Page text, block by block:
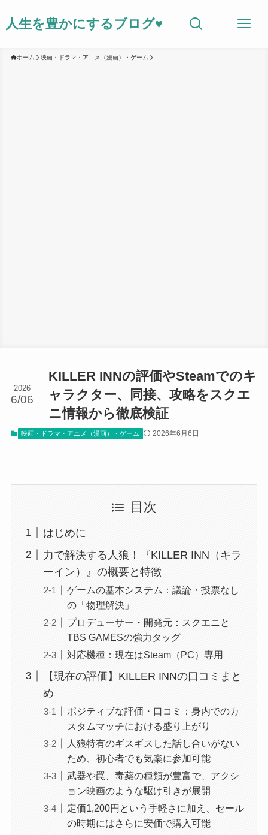
人生を豊かにするブログ♥
ホーム 映画・ドラマ・アニメ（漫画）・ゲーム
KILLER INNの評価やSteamでのキ
ャラクター、同接、攻略をスクエ
ニ情報から徹底検証
2026
6/06
映画・ドラマ・アニメ（漫画）・ゲーム 2026年6月6日
目次
はじめに
力で解決する人狼！『KILLER INN（キラ
ーイン）』の概要と特徴
ゲームの基本システム：議論・投票なし
の「物理解決」
プロデューサー・開発元：スクエニと
TBS GAMESの強力タッグ
対応機種：現在はSteam（PC）専用
【現在の評価】KILLER INNの口コミまと
め
ポジティブな評価・口コミ：身内でのカ
スタムマッチにおける盛り上がり
人狼特有のギスギスした話し合いがない
ため、初心者でも気楽に参加可能
武器や罠、毒薬の種類が豊富で、アクシ
ョン映画のような駆け引きが展開
定価1,200円という手軽さに加え、セール
の時期にはさらに安価で購入可能